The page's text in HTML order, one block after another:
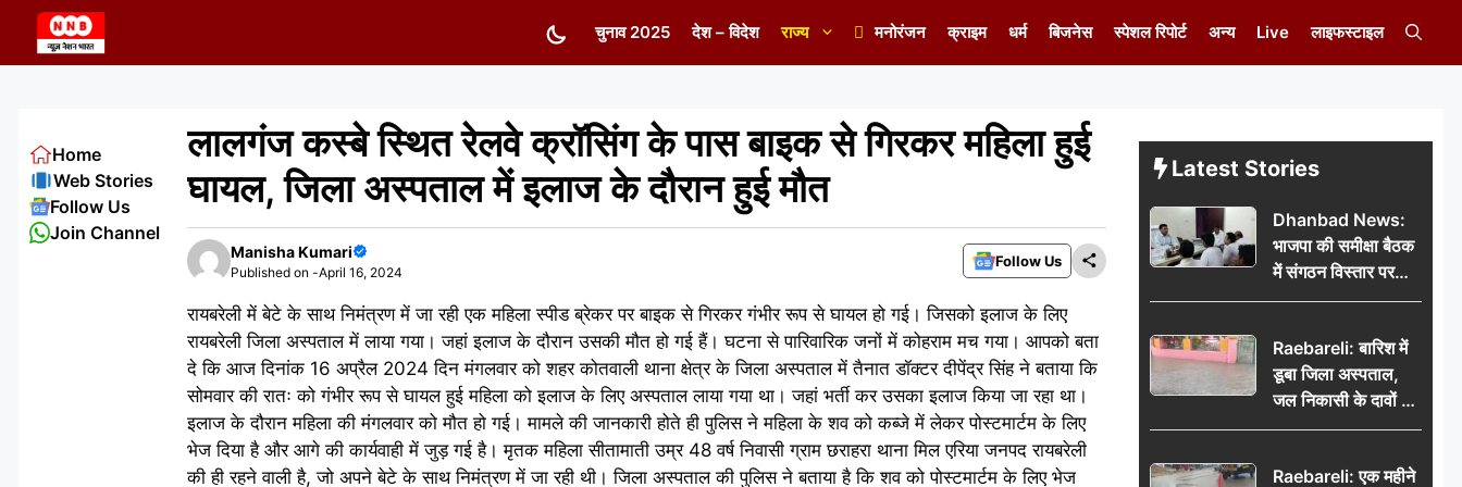
content
चुनाव 2025 देश – विदेश राज्य मनोरंजन क्राइम धर्म बिजनेस स्पेशल रिपोर्ट अन्य Live लाइफस्टाइल
लालगंज कस्बे स्थित रेलवे क्रॉसिंग के पास बाइक से गिरकर महिला हुई
घायल, जिला अस्पताल में इलाज के दौरान हुई मौत
Manisha Kumari
Published on -April 16, 2024
Follow Us
रायबरेली में बेटे के साथ निमंत्रण में जा रही एक महिला स्पीड ब्रेकर पर बाइक से गिरकर गंभीर रूप से घायल हो गई। जिसको इलाज के लिए
रायबरेली जिला अस्पताल में लाया गया। जहां इलाज के दौरान उसकी मौत हो गई हैं। घटना से पारिवारिक जनों में कोहराम मच गया। आपको बता
दे कि आज दिनांक 16 अप्रैल 2024 दिन मंगलवार को शहर कोतवाली थाना क्षेत्र के जिला अस्पताल में तैनात डॉक्टर दीपेंद्र सिंह ने बताया कि
सोमवार की रातः को गंभीर रूप से घायल हुई महिला को इलाज के लिए अस्पताल लाया गया था। जहां भर्ती कर उसका इलाज किया जा रहा था।
इलाज के दौरान महिला की मंगलवार को मौत हो गई। मामले की जानकारी होते ही पुलिस ने महिला के शव को कब्जे में लेकर पोस्टमार्टम के लिए
भेज दिया है और आगे की कार्यवाही में जुड़ गई है। मृतक महिला सीतामाती उम्र 48 वर्ष निवासी ग्राम छराहरा थाना मिल एरिया जनपद रायबरेली
की ही रहने वाली है, जो अपने बेटे के साथ निमंत्रण में जा रही थी। जिला अस्पताल की पुलिस ने बताया है कि शव को पोस्टमार्टम के लिए भेज
Home
Web Stories
Follow Us
Join Channel
Latest Stories
Dhanbad News:
भाजपा की समीक्षा बैठक
में संगठन विस्तार पर
मंथन, बीडीओ से
जनसमस्याओं का विवरण
Raebareli: बारिश में
डूबा जिला अस्पताल,
जल निकासी के दावों की
खुली पोल
Raebareli: एक महीने